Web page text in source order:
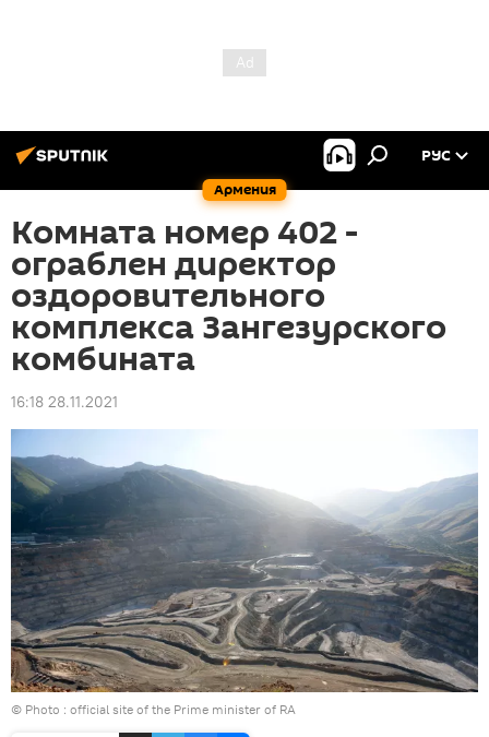
Армения
РУС
Комната номер 402 -
ограблен директор
оздоровительного
комплекса Зангезурского
комбината
16:18 28.11.2021
© Photo : official site of the Prime minister of RA